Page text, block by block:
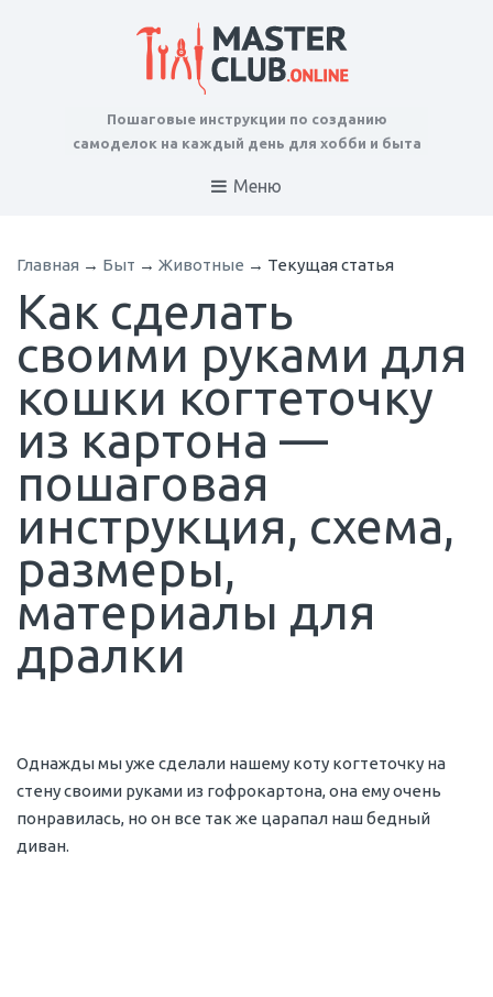
Пошаговые инструкции по созданию
самоделок на каждый день для хобби и быта
Меню
Главная → Быт → Животные → Текущая статья
Как сделать
своими руками для
кошки когтеточку
из картона —
пошаговая
инструкция, схема,
размеры,
материалы для
дралки
Однажды мы уже сделали нашему коту когтеточку на
стену своими руками из гофрокартона, она ему очень
понравилась, но он все так же царапал наш бедный
диван.